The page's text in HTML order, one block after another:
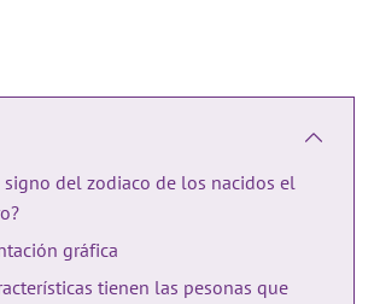
signo del zodiaco de los nacidos el
gráfica
tienen las pesonas que